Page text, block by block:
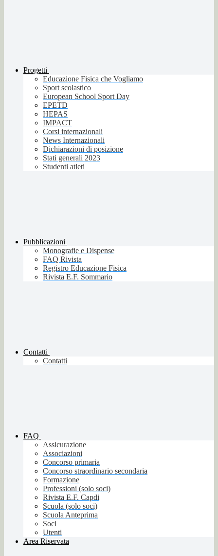
Progetti
Educazione Fisica che Vogliamo
Sport scolastico
European School Sport Day
EPETD
HEPAS
IMPACT
Corsi internazionali
News Internazionali
Dichiarazioni di posizione
Stati generali 2023
Studenti atleti
Pubblicazioni
Monografie e Dispense
FAQ Rivista
Registro Educazione Fisica
Rivista E.F. Sommario
Contatti
Contatti
FAQ
Assicurazione
Associazioni
Concorso primaria
Concorso straordinario secondaria
Formazione
Professioni (solo soci)
Rivista E.F. Capdi
Scuola (solo soci)
Scuola Anteprima
Soci
Utenti
Area Riservata